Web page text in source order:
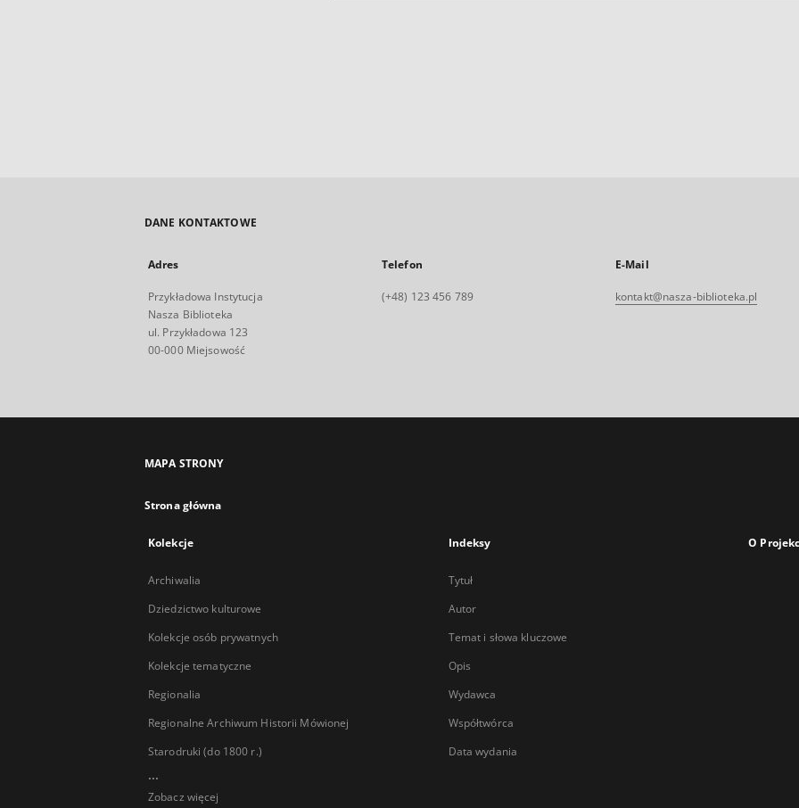
DANE KONTAKTOWE
Adres
Przykładowa Instytucja
Nasza Biblioteka
ul. Przykładowa 123
00-000 Miejsowość
Telefon
(+48) 123 456 789
E-Mail
kontakt@nasza-biblioteka.pl
MAPA STRONY
Strona główna
Kolekcje
Archiwalia
Dziedzictwo kulturowe
Kolekcje osób prywatnych
Kolekcje tematyczne
Regionalia
Regionalne Archiwum Historii Mówionej
Starodruki (do 1800 r.)
...
Zobacz więcej
Indeksy
Tytuł
Autor
Temat i słowa kluczowe
Opis
Wydawca
Współtwórca
Data wydania
O